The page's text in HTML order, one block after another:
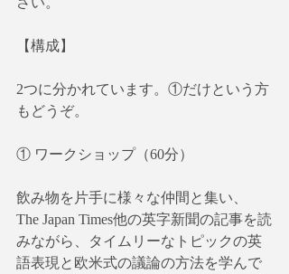
【構成】
2つに分かれています。①だけという方
もどうぞ。
① ワークショップ（60分）
飲み物を片手に様々な仲間と集い、
The Japan Times他の英字新聞の記事を読
みながら、タイムリーなトピックの英
語表現と欧米式の議論の方法を学んで